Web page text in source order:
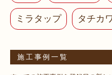
ミラタップ タチカ
施工事例一覧